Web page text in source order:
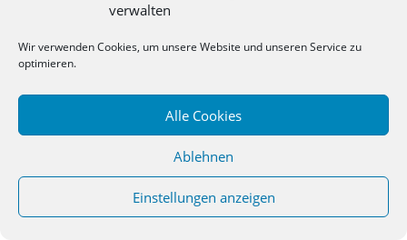
verwalten
Wir verwenden Cookies, um unsere Website und unseren Service zu
optimieren.
Alle Cookies
Ablehnen
Einstellungen anzeigen